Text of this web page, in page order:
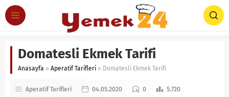
Domatesli Ekmek Tarifi
Anasayfa » Aperatif Tarifleri » Domatesli Ekmek Tarifi
Aperatif Tarifleri 04.05.2020 0 5.720